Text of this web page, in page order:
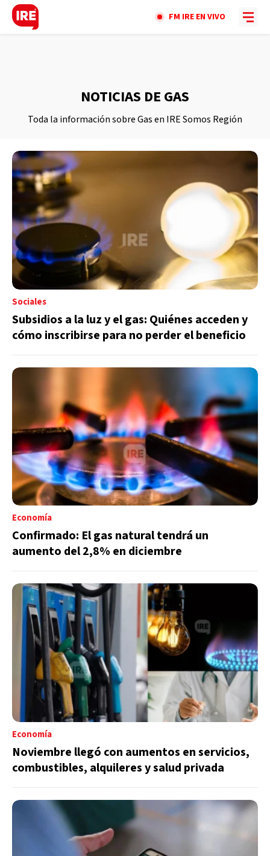
FM IRE EN VIVO
NOTICIAS DE GAS
Toda la información sobre Gas en IRE Somos Región
Sociales
Subsidios a la luz y el gas: Quiénes acceden y
cómo inscribirse para no perder el beneficio
Economía
Confirmado: El gas natural tendrá un
aumento del 2,8% en diciembre
Economía
Noviembre llegó con aumentos en servicios,
combustibles, alquileres y salud privada